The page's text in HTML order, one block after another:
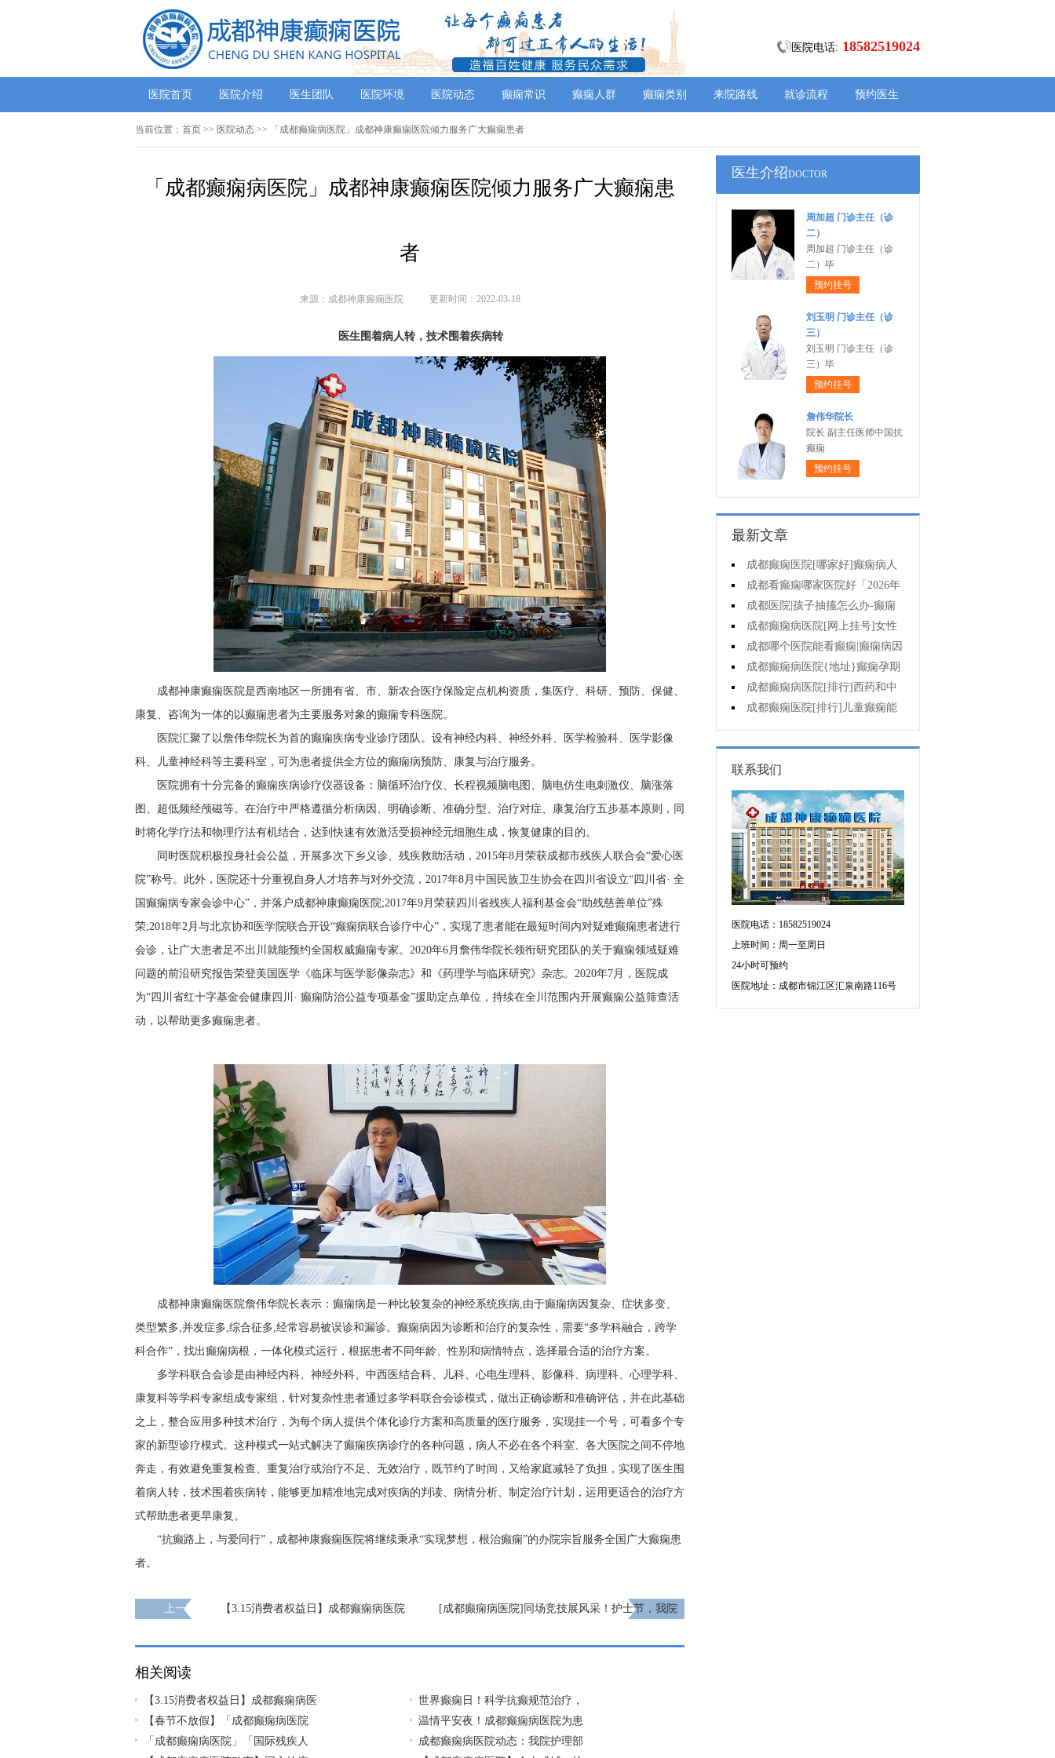
医院电话: 18582519024
医院首页 医院介绍 医生团队 医院环境 医院动态 癫痫常识 癫痫人群 癫痫类别 来院路线 就诊流程 预约医生
当前位置： 首页 >> 医院动态 >> 「成都癫痫病医院」成都神康癫痫医院倾力服务广大癫痫患者
「成都癫痫病医院」成都神康癫痫医院倾力服务广大癫痫患
者
来源：成都神康癫痫医院 更新时间：2022-03-18
医生围着病人转，技术围着疾病转
成都神康癫痫医院是西南地区一所拥有省、市、新农合医疗保险定点机构资质，集医疗、科研、预防、保健、
康复、咨询为一体的以癫痫患者为主要服务对象的癫痫专科医院。
医院汇聚了以詹伟华院长为首的癫痫疾病专业诊疗团队。设有神经内科、神经外科、医学检验科、医学影像
科、儿童神经科等主要科室，可为患者提供全方位的癫痫病预防、康复与治疗服务。
医院拥有十分完备的癫痫疾病诊疗仪器设备：脑循环治疗仪、长程视频脑电图、脑电仿生电刺激仪、脑涨落
图、超低频经颅磁等。在治疗中严格遵循分析病因、明确诊断、准确分型、治疗对症、康复治疗五步基本原则，同
时将化学疗法和物理疗法有机结合，达到快速有效激活受损神经元细胞生成，恢复健康的目的。
同时医院积极投身社会公益，开展多次下乡义诊、残疾救助活动，2015年8月荣获成都市残疾人联合会“爱心医
院”称号。此外，医院还十分重视自身人才培养与对外交流，2017年8月中国民族卫生协会在四川省设立“四川省· 全
国癫痫病专家会诊中心”，并落户成都神康癫痫医院;2017年9月荣获四川省残疾人福利基金会“助残慈善单位”殊
荣;2018年2月与北京协和医学院联合开设“癫痫病联合诊疗中心”，实现了患者能在最短时间内对疑难癫痫患者进行
会诊，让广大患者足不出川就能预约全国权威癫痫专家。2020年6月詹伟华院长领衔研究团队的关于癫痫领域疑难
问题的前沿研究报告荣登美国医学《临床与医学影像杂志》和《药理学与临床研究》杂志。2020年7月，医院成
为“四川省红十字基金会健康四川· 癫痫防治公益专项基金”援助定点单位，持续在全川范围内开展癫痫公益筛查活
动，以帮助更多癫痫患者。
成都神康癫痫医院詹伟华院长表示：癫痫病是一种比较复杂的神经系统疾病,由于癫痫病因复杂、症状多变、
类型繁多,并发症多,综合征多,经常容易被误诊和漏诊。癫痫病因为诊断和治疗的复杂性，需要“多学科融合，跨学
科合作”，找出癫痫病根，一体化模式运行，根据患者不同年龄、性别和病情特点，选择最合适的治疗方案。
多学科联合会诊是由神经内科、神经外科、中西医结合科、儿科、心电生理科、影像科、病理科、心理学科、
康复科等学科专家组成专家组，针对复杂性患者通过多学科联合会诊模式，做出正确诊断和准确评估，并在此基础
之上，整合应用多种技术治疗，为每个病人提供个体化诊疗方案和高质量的医疗服务，实现挂一个号，可看多个专
家的新型诊疗模式。这种模式一站式解决了癫痫疾病诊疗的各种问题，病人不必在各个科室、各大医院之间不停地
奔走，有效避免重复检查、重复治疗或治疗不足、无效治疗，既节约了时间，又给家庭减轻了负担，实现了医生围
着病人转，技术围着疾病转，能够更加精准地完成对疾病的判读、病情分析、制定治疗计划，运用更适合的治疗方
式帮助患者更早康复。
“抗癫路上，与爱同行”，成都神康癫痫医院将继续秉承“实现梦想，根治癫痫”的办院宗旨服务全国广大癫痫患
者。
上一页
【3.15消费者权益日】成都癫痫病医院
[成都癫痫病医院]同场竞技展风采！护士节，我院
相关阅读
【3.15消费者权益日】成都癫痫病医
世界癫痫日！科学抗癫规范治疗，
【春节不放假】「成都癫痫病医院
温情平安夜！成都癫痫病医院为患
「成都癫痫病医院」「国际残疾人
成都癫痫病医院动态：我院护理部
医生介绍DOCTOR
周加超 门诊主任（诊
二）
周加超 门诊主任（诊
二）毕
预约挂号
刘玉明 门诊主任（诊
三）
刘玉明 门诊主任（诊
三）毕
预约挂号
詹伟华院长
院长 副主任医师中国抗
癫痫
预约挂号
最新文章
成都癫痫医院[哪家好]癫痫病人
一定要注意哪些护理问题?
成都看癫痫哪家医院好「2026年
度公布」这些常见的食物能帮助癫
痫治疗!
成都医院|孩子抽搐怎么办-癫痫
性精神障碍的护理措施有哪些?
成都癫痫病医院[网上挂号]女性
癫痫治疗方法有哪些?
成都哪个医院能看癫痫|癫痫病因
治疗?成都癫痫病医院{地址}癫痫孕期
要留意什么?
成都癫痫病医院[排行]西药和中
药治羊癫疯哪个好?
成都癫痫医院[排行]儿童癫痫能
治疗好吗?
联系我们
医院电话：18582519024
上班时间：周一至周日
24小时可预约
医院地址：成都市锦江区汇泉南路116号